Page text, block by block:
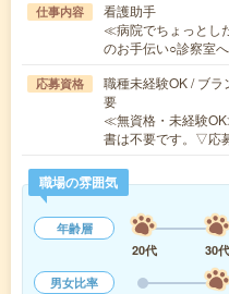
仕事内容
看護助手
≪病院でちょっとし
のお手伝い○診察室
応募資格
職種未経験OK / ブラ
要
≪無資格・未経験
書は不要です。▽応
職場の雰囲気
年齢層
20代
30代
男女比率